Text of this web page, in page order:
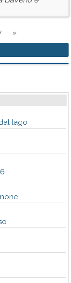
»
lago